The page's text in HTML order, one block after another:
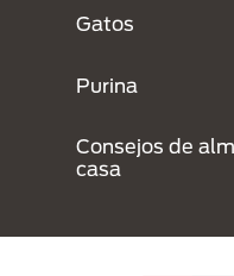
Gatos
Purina
Consejos de
casa